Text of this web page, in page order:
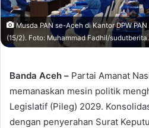
Musda PAN se-Aceh di Kantor DPW
(15/2). Foto: Muhammad Fadhil/
Banda Aceh – Partai Amanat
memanaskan mesin politik
Legislatif (Pileg) 2029.
dengan penyerahan Surat